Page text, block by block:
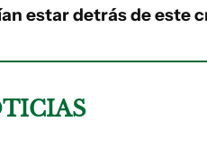
estar detrás de este